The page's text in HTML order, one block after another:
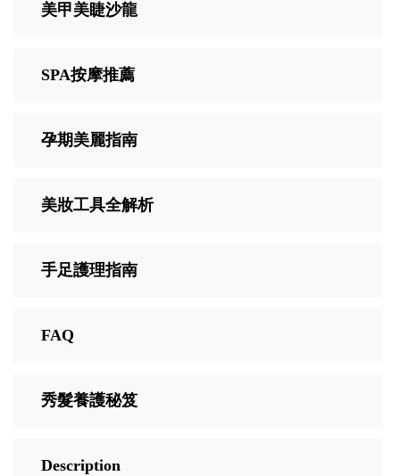
美甲美睫沙龍
SPA按摩推薦
孕期美麗指南
美妝工具全解析
手足護理指南
FAQ
秀髮養護秘笈
Description